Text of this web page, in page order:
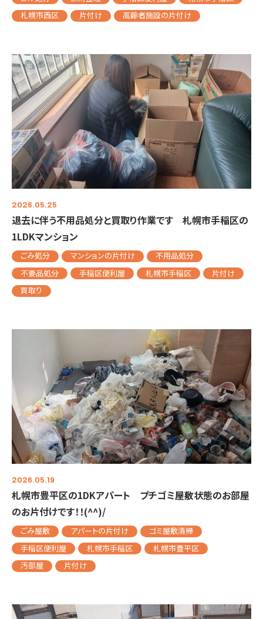
札幌市西区
片付け 高齢者施設の片付け
2026.05.25
退去に伴う不用品処分と買取り作業です 札幌市手稲区の
1LDKマンション
ごみ処分 マンションの片付け
不用品処分
不要品処分
手稲区便利屋 札幌市手稲区
片付け
買取り
2026.05.19
札幌市豊平区の1DKアパート プチゴミ屋敷状態のお部屋
のお片付けです！！(^^)/
ごみ屋敷 アパートの片付け
ゴミ屋敷清掃
手稲区便利屋
札幌市手稲区
札幌市豊平区
汚部屋
片付け